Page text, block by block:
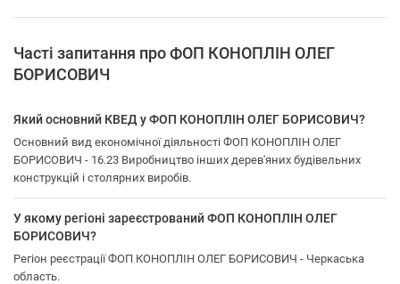
Часті запитання про ФОП КОНОПЛІН ОЛЕГ
БОРИСОВИЧ
Який основний КВЕД у ФОП КОНОПЛІН ОЛЕГ БОРИСОВИЧ?
Основний вид економічної діяльності ФОП КОНОПЛІН ОЛЕГ
БОРИСОВИЧ - 16.23 Виробництво інших дерев'яних будівельних
конструкцій і столярних виробів.
У якому регіоні зареєстрований ФОП КОНОПЛІН ОЛЕГ
БОРИСОВИЧ?
Регіон реєстрації ФОП КОНОПЛІН ОЛЕГ БОРИСОВИЧ - Черкаська
область.